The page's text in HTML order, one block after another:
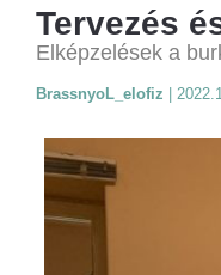
Tervezés
Elképzelések a
BrassnyoL_elofiz